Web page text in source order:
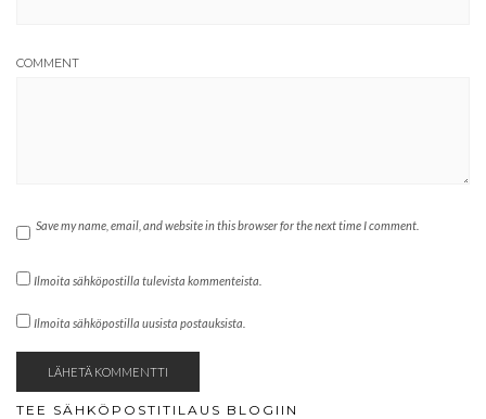
COMMENT
Save my name, email, and website in this browser for the next time I comment.
Ilmoita sähköpostilla tulevista kommenteista.
Ilmoita sähköpostilla uusista postauksista.
TEE SÄHKÖPOSTITILAUS BLOGIIN